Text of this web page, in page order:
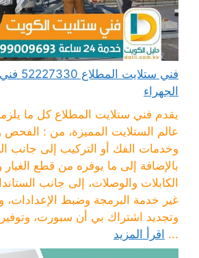
فني
الجهراء
يقدم فني ستلايت المطلاع كل ما
عالم الستلايت المميزة، من : الفحص
وخدمات الفك أو التركيب إلى جانب
بالإضافة إلى ما يوفره من قطع الغيار
الكابلات والوصلات، إلى جانب
غير خدمة البرمجة وضبط الإعدادات،
وتجديد اشتراك بي أن سبورت، وتوفير
... اقرأ المزيد